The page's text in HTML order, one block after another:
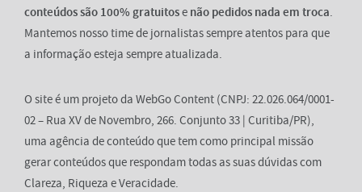
conteúdos são 100% gratuitose não pedidos nada em troca.
Mantemos nosso time de jornalistas sempre atentos para que
a informação esteja sempre atualizada.
O site é um projeto da WebGo Content (CNPJ: 22.026.064/0001-
02 – Rua XV de Novembro, 266. Conjunto 33 | Curitiba/PR),
uma agência de conteúdo que tem como principal missão
gerar conteúdos que respondam todas as suas dúvidas com
Clareza, Riqueza e Veracidade.